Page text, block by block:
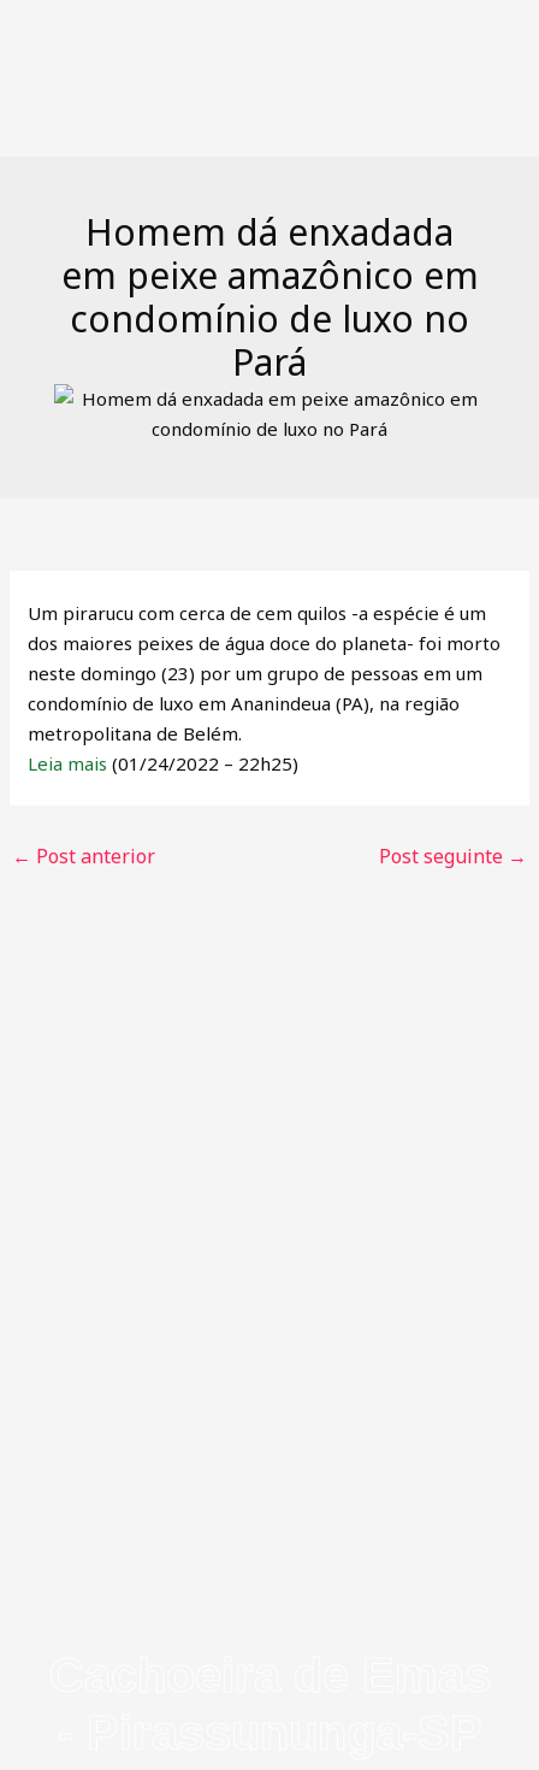
Homem dá enxadada
em peixe amazônico em
condomínio de luxo no
Pará
Um pirarucu com cerca de cem quilos -a espécie é um
dos maiores peixes de água doce do planeta- foi morto
neste domingo (23) por um grupo de pessoas em um
condomínio de luxo em Ananindeua (PA), na região
metropolitana de Belém.
Leia mais (01/24/2022 – 22h25)
← Post anterior Post seguinte →